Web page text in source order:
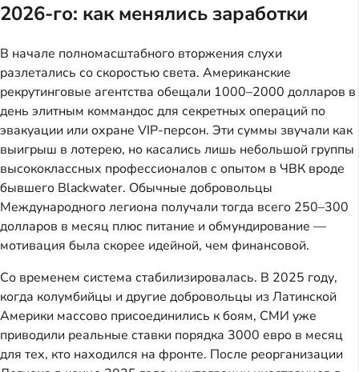
2026-го: как менялись заработки
В начале полномасштабного вторжения слухи
разлетались со скоростью света. Американские
рекрутинговые агентства обещали 1000–2000 долларов в
день элитным коммандос для секретных операций по
эвакуации или охране VIP-персон. Эти суммы звучали как
выигрыш в лотерею, но касались лишь небольшой группы
высококлассных профессионалов с опытом в ЧВК вроде
бывшего Blackwater. Обычные добровольцы
Международного легиона получали тогда всего 250–300
долларов в месяц плюс питание и обмундирование —
мотивация была скорее идейной, чем финансовой.
Со временем система стабилизировалась. В 2025 году,
когда колумбийцы и другие добровольцы из Латинской
Америки массово присоединились к боям, СМИ уже
приводили реальные ставки порядка 3000 евро в месяц
для тех, кто находился на фронте. После реорганизации